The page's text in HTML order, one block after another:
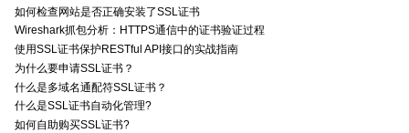
如何检查网站是否正确安装了SSL证书
Wireshark抓包分析：HTTPS通信中的证书验证过程
使用SSL证书保护RESTful API接口的实战指南
为什么要申请SSL证书？
什么是多域名通配符SSL证书？
什么是SSL证书自动化管理?
如何自助购买SSL证书?